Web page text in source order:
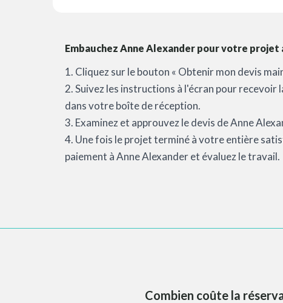
Embauchez Anne Alexander pour votre projet
1. Cliquez sur le bouton « Obtenir mon devis
2. Suivez les instructions à l'écran pour
dans votre boîte de réception.
3. Examinez et approuvez le devis de Anne
4. Une fois le projet terminé à votre entière
paiement à Anne Alexander et évaluez le travail.
Combien coûte la